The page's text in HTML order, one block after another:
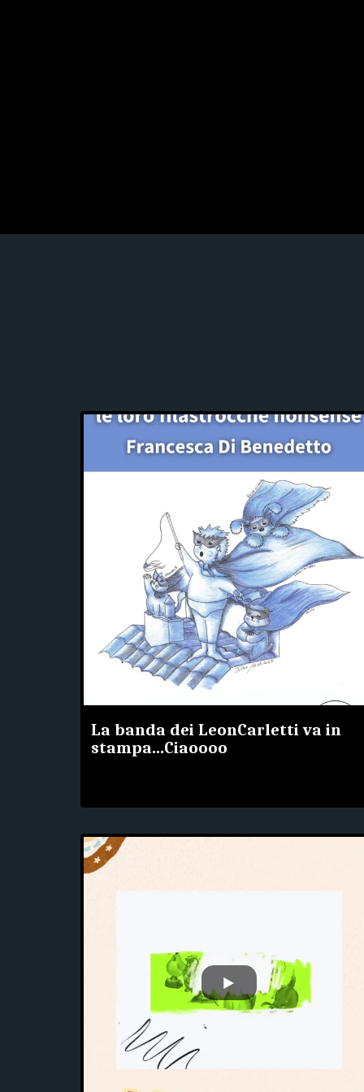
La banda dei LeonCarletti va in
stampa...Ciaoooo